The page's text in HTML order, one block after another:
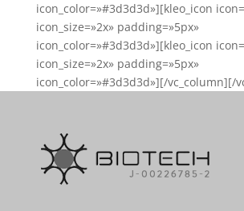
icon_color=»#3d3d3d»][kleo_icon
icon_size=»2x» padding=»5px»
icon_color=»#3d3d3d»][kleo_icon
icon_size=»2x» padding=»5px»
icon_color=»#3d3d3d»][/vc_column][/